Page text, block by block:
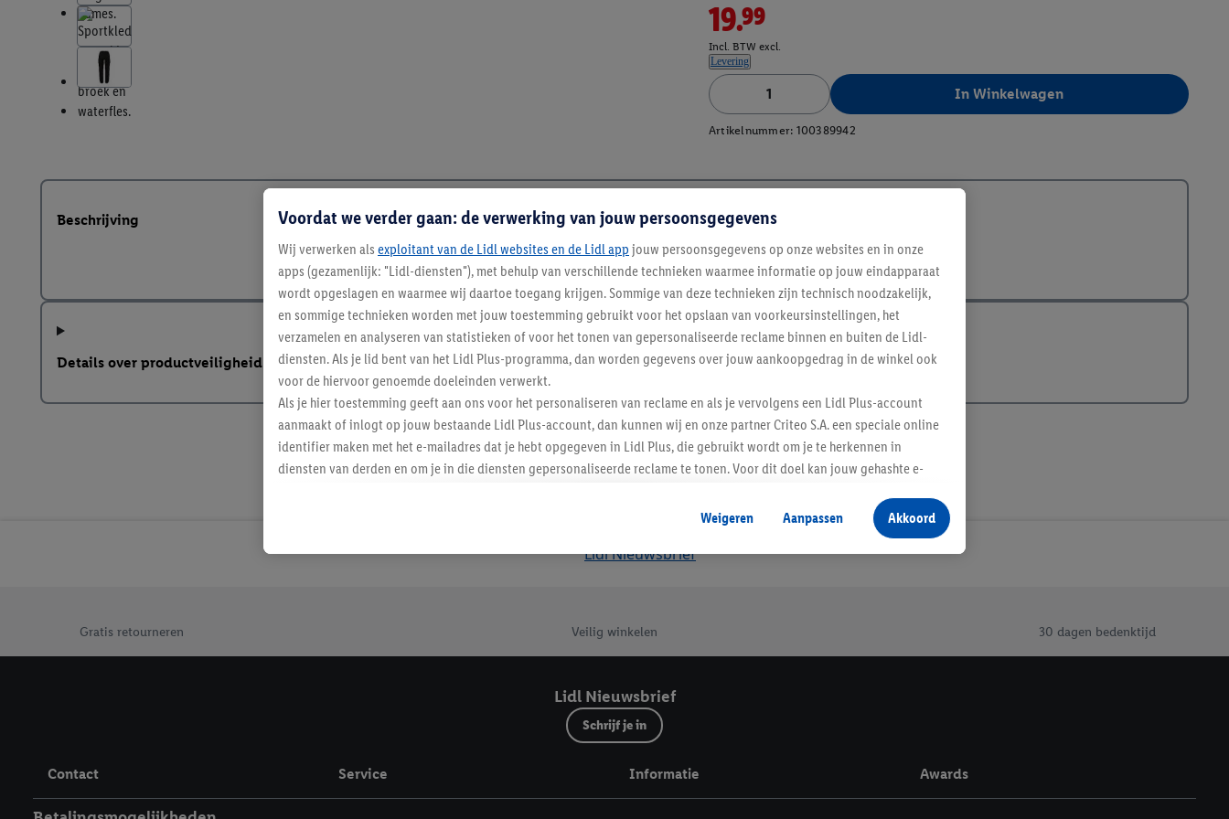
19.99
Incl. BTW excl.
Levering
In Winkelwagen
Artikelnummer: 100389942
Beschrijving
Details over productveiligheid
Lidl Nieuwsbrief
Gratis retourneren Veilig winkelen 30 dagen bedenktijd
Lidl Nieuwsbrief
Schrijf je in
Contact Service Informatie Awards
Voordat we verder gaan: de verwerking van jouw persoonsgegevens
Wij verwerken als exploitant van de Lidl websites en de Lidl app jouw persoonsgegevens op onze websites en in onze
apps (gezamenlijk: "Lidl-diensten"), met behulp van verschillende technieken waarmee informatie op jouw eindapparaat
wordt opgeslagen en waarmee wij daartoe toegang krijgen. Sommige van deze technieken zijn technisch noodzakelijk,
en sommige technieken worden met jouw toestemming gebruikt voor het opslaan van voorkeursinstellingen, het
verzamelen en analyseren van statistieken of voor het tonen van gepersonaliseerde reclame binnen en buiten de Lidl-
diensten. Als je lid bent van het Lidl Plus-programma, dan worden gegevens over jouw aankoopgedrag in de winkel ook
voor de hiervoor genoemde doeleinden verwerkt.
Als je hier toestemming geeft aan ons voor het personaliseren van reclame en als je vervolgens een Lidl Plus-account
aanmaakt of inlogt op jouw bestaande Lidl Plus-account, dan kunnen wij en onze partner Criteo S.A. een speciale online
identifier maken met het e-mailadres dat je hebt opgegeven in Lidl Plus, die gebruikt wordt om je te herkennen in
diensten van derden en om je in die diensten gepersonaliseerde reclame te tonen. Voor dit doel kan jouw gehashte e-
Als je hiervoor toestemming geeft, dan kunnen retargeting advertenties worden weergegeven voor producten waarin je
eerder interesse hebt getoond (bijvoorbeeld door het product in een winkelmandje van een online winkel te plaatsen
verwerkingsdoeleinden je instemt. Verder kan je er meer informatie vinden over de gegevensverwerking.
Door te klikken op "Weigeren", kies je voor de optie dat er enkel technisch noodzakelijke cookies en vergelijkbare
inclusief over de opslagperiode van de gegevens en je recht om jouw toestemming op elk gewenst moment in te
trekken, vind je in onzeprivacyverklaring.Je vindt de impressum voor de Lidl website hier.Klikhiervoor meer informatie
Weigeren Aanpassen Akkoord